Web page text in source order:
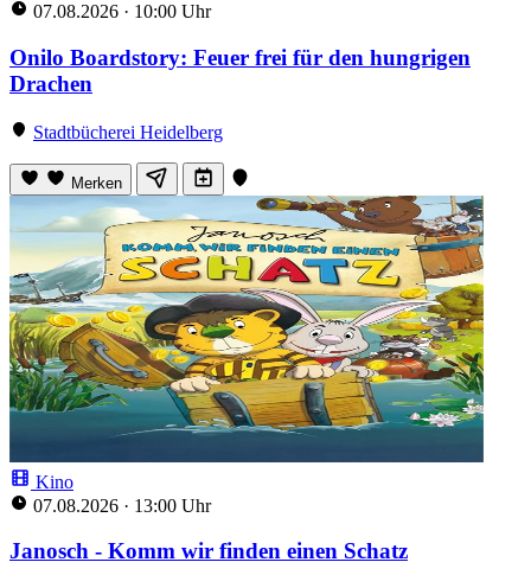
07.08.2026 · 10:00 Uhr
Onilo Boardstory: Feuer frei für den hungrigen
Drachen
Stadtbücherei Heidelberg
Merken
Kino
07.08.2026 · 13:00 Uhr
Janosch - Komm wir finden einen Schatz